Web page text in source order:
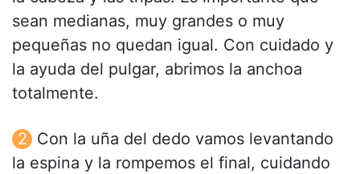
sean medianas, muy grandes o muy
pequeñas no quedan igual. Con cuidado y
la ayuda del pulgar, abrimos la anchoa
totalmente.
Con la uña del dedo vamos levantando
la espina y la rompemos el final, cuidando